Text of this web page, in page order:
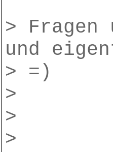
> Fragen
und
> =)
>
>
>